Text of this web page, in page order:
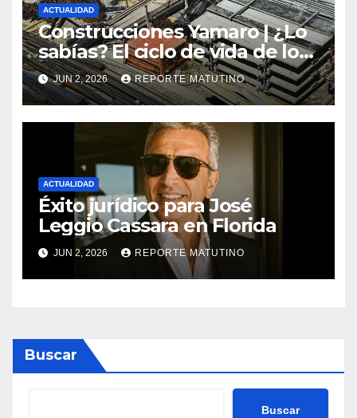
ACTUALIDAD
Construcciones Yamaro | ¿Lo
sabías? El ciclo de vida de los
materiales de construcción
revoluciona eficiencia en
proyectos modernos
JUN 2, 2026 REPORTE MATUTINO
ACTUALIDAD
Éxito jurídico para José
Leggio Cassara en Florida
JUN 2, 2026 REPORTE MATUTINO
Buscar
Buscar